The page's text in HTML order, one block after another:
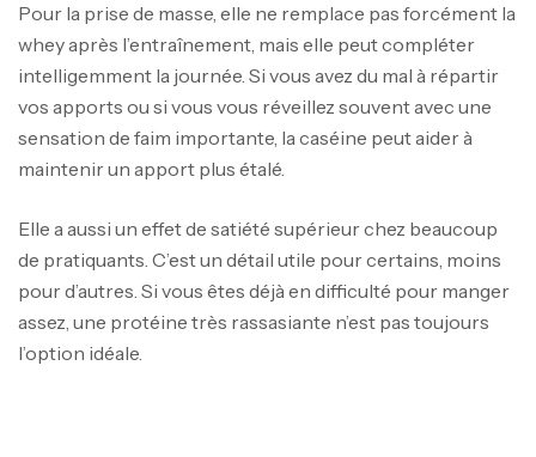
Pour la prise de masse, elle ne remplace pas forcément la
whey après l’entraînement, mais elle peut compléter
intelligemment la journée. Si vous avez du mal à répartir
vos apports ou si vous vous réveillez souvent avec une
sensation de faim importante, la caséine peut aider à
maintenir un apport plus étalé.
Elle a aussi un effet de satiété supérieur chez beaucoup
de pratiquants. C’est un détail utile pour certains, moins
pour d’autres. Si vous êtes déjà en difficulté pour manger
assez, une protéine très rassasiante n’est pas toujours
l’option idéale.